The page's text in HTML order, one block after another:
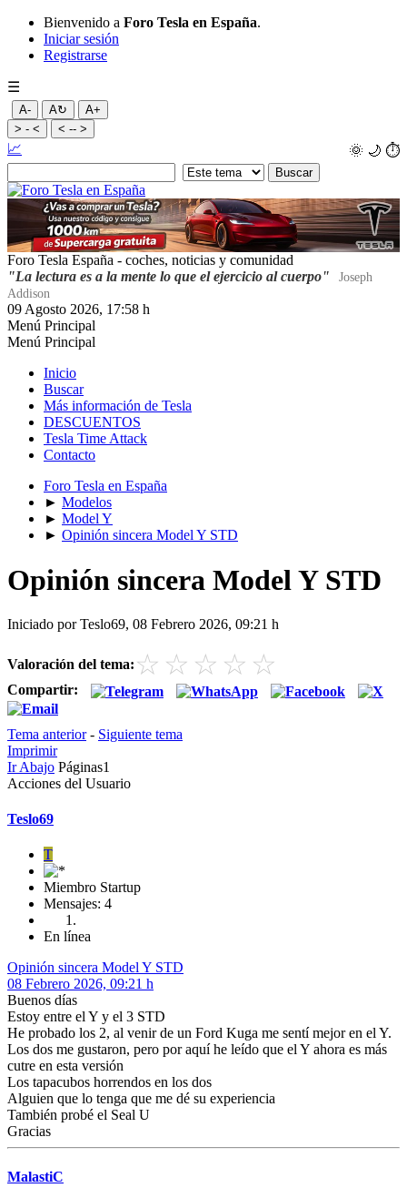
Bienvenido a Foro Tesla en España.
Iniciar sesión
Registrarse
☰
A- A↻
A+
> - <
< -- >
🌞 🌙 ⏱️
📈
Foro Tesla España - coches, noticias y comunidad
"La lectura es a la mente lo que el ejercicio al cuerpo"
Joseph
Addison
09 Agosto 2026, 17:58 h
Menú Principal
Menú Principal
Inicio
Buscar
Más información de Tesla
DESCUENTOS
Tesla Time Attack
Contacto
Foro Tesla en España
► Modelos
► Model Y
► Opinión sincera Model Y STD
Opinión sincera Model Y STD
Iniciado por Teslo69, 08 Febrero 2026, 09:21 h
Valoración del tema: ☆ ☆ ☆ ☆ ☆
Compartir:
Tema anterior- Siguiente tema
Imprimir
Ir Abajo Páginas1
Acciones del Usuario
Teslo69
T
Miembro Startup
Mensajes: 4
En línea
Opinión sincera Model Y STD
08 Febrero 2026, 09:21 h
Buenos días
Estoy entre el Y y el 3 STD
He probado los 2, al venir de un Ford Kuga me sentí mejor en el Y.
Los dos me gustaron, pero por aquí he leído que el Y ahora es más
cutre en esta versión
Los tapacubos horrendos en los dos
Alguien que lo tenga que me dé su experiencia
También probé el Seal U
Gracias
MalastiC